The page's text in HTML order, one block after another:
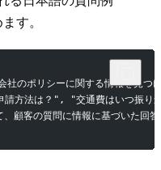
す。
社のポリシーに関する情報を見つ
方法は？", "交通費はいつ振り
、顧客の質問に情報に基づいた回